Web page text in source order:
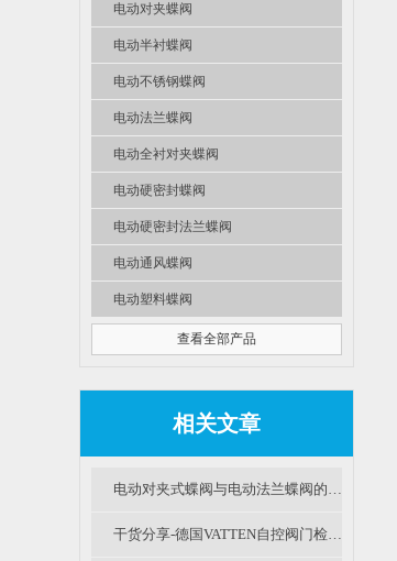
电动对夹蝶阀
电动半衬蝶阀
电动不锈钢蝶阀
电动法兰蝶阀
电动全衬对夹蝶阀
电动硬密封蝶阀
电动硬密封法兰蝶阀
电动通风蝶阀
电动塑料蝶阀
查看全部产品
相关文章
电动对夹式蝶阀与电动法兰蝶阀的区别及选用
干货分享-德国VATTEN自控阀门检修规程（一）